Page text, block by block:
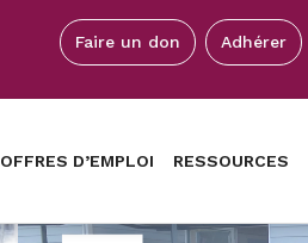
Faire un don Adhérer
OFFRES D’EMPLOI RESSOURCES